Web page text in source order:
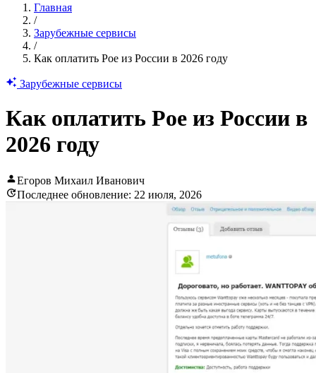
Главная
/
Зарубежные сервисы
/
Как оплатить Poe из России в 2026 году
Зарубежные сервисы
Как оплатить Poe из России в
2026 году
Егоров Михаил Иванович
Последнее обновление: 22 июля, 2026